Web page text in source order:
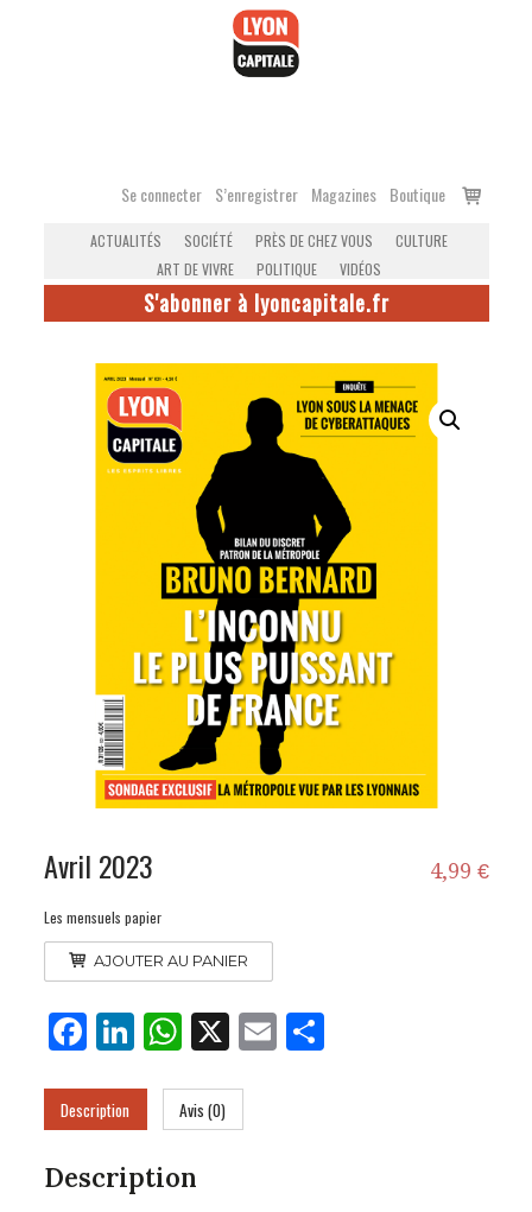
Se connecter S’enregistrer Magazines Boutique
Voir
ACTUALITÉS SOCIÉTÉ PRÈS DE CHEZ VOUS
CULTURE
ART DE VIVRE
POLITIQUE VIDÉOS
S'abonner à lyoncapitale.fr
4,99 €
Avril 2023
Les mensuels papier
quantité
de
Avril
2023
AJOUTER AU PANIER
Fa
ce
bo
ok
Li
nk
ed
In
W
ha
ts
Ap
p
X E
m
Pa
Description Avis (0)
Description